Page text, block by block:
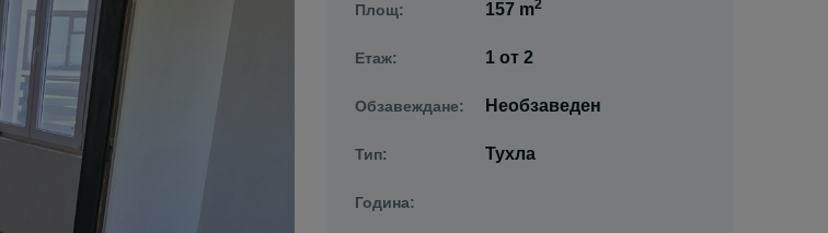
Площ: 157 m2
Етаж: 1 от 2
Обзавеждане: Необзаведен
Тип: Тухла
Година: